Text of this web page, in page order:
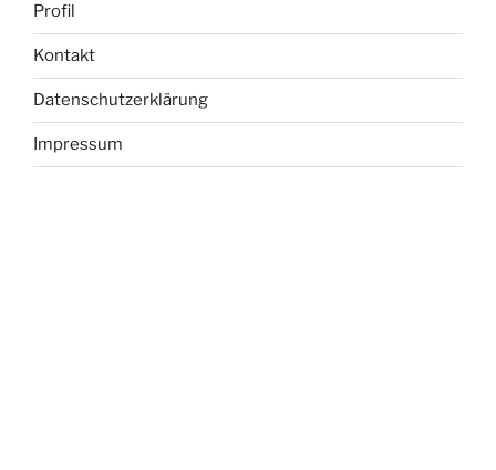
Profil
Kontakt
Datenschutzerklärung
Impressum